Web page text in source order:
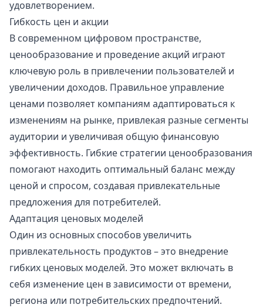
удовлетворением.
Гибкость цен и акции
В современном цифровом пространстве,
ценообразование и проведение акций играют
ключевую роль в привлечении пользователей и
увеличении доходов. Правильное управление
ценами позволяет компаниям адаптироваться к
изменениям на рынке, привлекая разные сегменты
аудитории и увеличивая общую финансовую
эффективность. Гибкие стратегии ценообразования
помогают находить оптимальный баланс между
ценой и спросом, создавая привлекательные
предложения для потребителей.
Адаптация ценовых моделей
Один из основных способов увеличить
привлекательность продуктов – это внедрение
гибких ценовых моделей. Это может включать в
себя изменение цен в зависимости от времени,
региона или потребительских предпочтений.